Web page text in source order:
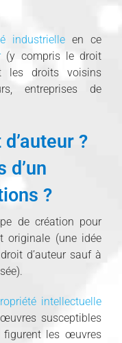
industrielle en ce
(y compris le droit
les droits voisins
entreprises de
?
d’un
?
de création pour
originale (une idée
d’auteur sauf à
intellectuelle
susceptibles
figurent les œuvres